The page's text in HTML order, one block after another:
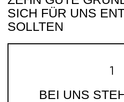
SICH FÜR UNS
SOLLTEN
BEI UNS